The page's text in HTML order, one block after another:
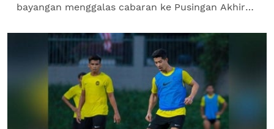
bayangan menggalas cabaran ke Pusingan Akhir
jurulatih...